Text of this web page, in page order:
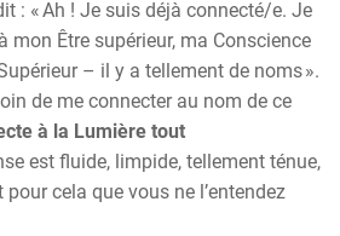
: « Ah ! Je suis déjà connecté/e. Je
mon Être supérieur, ma Conscience
– il y a tellement de noms ».
de me connecter au nom de ce
à la Lumière tout
est fluide, limpide, tellement ténue,
pour cela que vous ne l’entendez